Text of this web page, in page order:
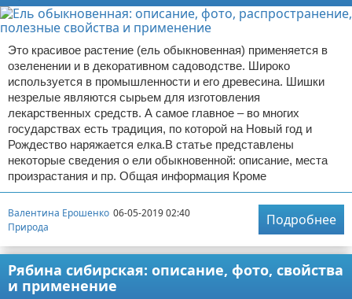
Это красивое растение (ель обыкновенная) применяется в
озеленении и в декоративном садоводстве. Широко
используется в промышленности и его древесина. Шишки
незрелые являются сырьем для изготовления
лекарственных средств. А самое главное – во многих
государствах есть традиция, по которой на Новый год и
Рождество наряжается елка.В статье представлены
некоторые сведения о ели обыкновенной: описание, места
произрастания и пр. Общая информация Кроме
Валентина Ерошенко 06-05-2019 02:40
Природа
Подробнее
Рябина сибирская: описание, фото, свойства
и применение